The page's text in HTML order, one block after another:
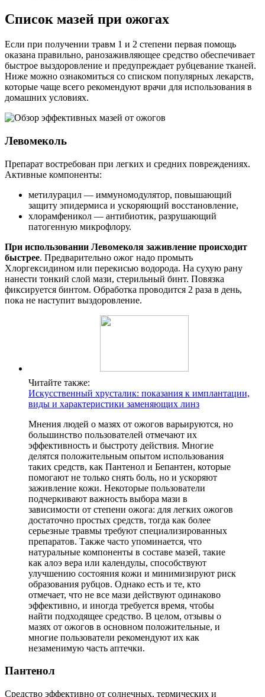
Список мазей при ожогах
Если при получении травм 1 и 2 степени первая помощь
оказана правильно, ранозаживляющее средство обеспечивает
быстрое выздоровление и предупреждает рубцевание тканей.
Ниже можно ознакомиться со списком популярных лекарств,
которые чаще всего рекомендуют врачи для использования в
домашних условиях.
Левомеколь
Препарат востребован при легких и средних повреждениях.
Активные компоненты:
метилурацил — иммуномодулятор, повышающий
защиту эпидермиса и ускоряющий восстановление,
хлорамфеникол — антибиотик, разрушающий
патогенную микрофлору.
При использовании Левомеколя заживление происходит
быстрее. Предварительно ожог надо промыть
Хлоргексидином или перекисью водорода. На сухую рану
нанести тонкий слой мази, стерильный бинт. Повязка
фиксируется бинтом. Обработка проводится 2 раза в день,
пока не наступит выздоровление.
Читайте также:
Искусственный хрусталик: показания к имплантации,
виды и характеристики заменяющих линз
Мнения людей о мазях от ожогов варьируются, но
большинство пользователей отмечают их
эффективность и быстроту действия. Многие
делятся положительным опытом использования
таких средств, как Пантенол и Бепантен, которые
помогают не только снять боль, но и ускоряют
заживление кожи. Некоторые пользователи
подчеркивают важность выбора мази в
зависимости от степени ожога: для легких ожогов
достаточно простых средств, тогда как более
серьезные травмы требуют специализированных
препаратов. Также часто упоминается, что
натуральные компоненты в составе мазей, такие
как алоэ вера или календулы, способствуют
улучшению состояния кожи и минимизируют риск
образования рубцов. Однако есть и те, кто
отмечает, что не все мази действуют одинаково
эффективно, и иногда требуется время, чтобы
найти подходящее средство. В целом, отзывы о
мазях от ожогов в основном положительные, и
многие пользователи рекомендуют их как
незаменимую часть аптечки.
Пантенол
Средство эффективно от солнечных, термических и